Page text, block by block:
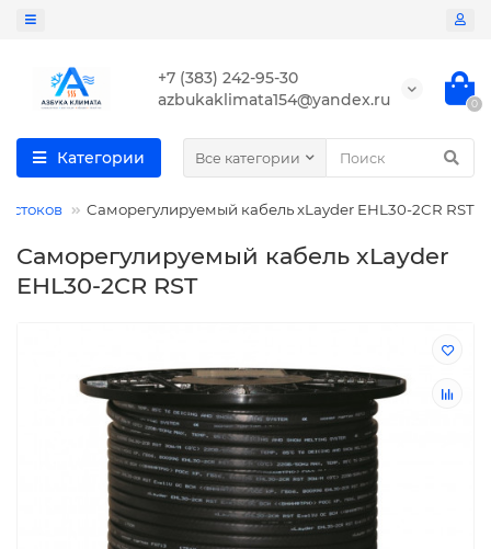
+7 (383) 242-95-30
azbukaklimata154@yandex.ru
0
Категории Все категории
Cаморегулируемый кабель xLayder EHL30-2CR RST
Cаморегулируемый кабель xLayder
EHL30-2CR RST